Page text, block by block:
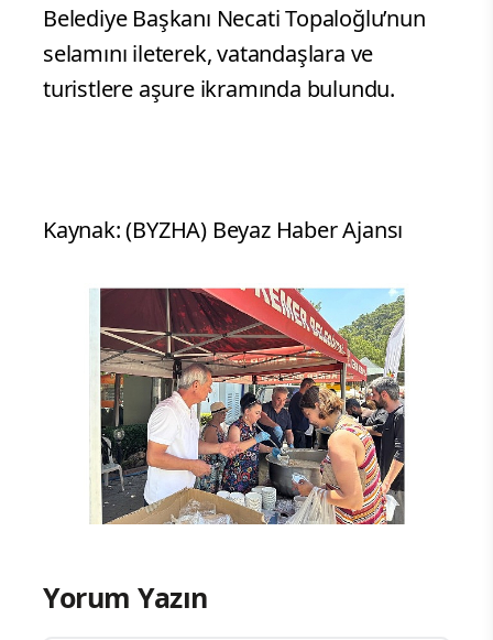
Belediye Başkanı Necati Topaloğlu’nun
selamını ileterek, vatandaşlara ve
turistlere aşure ikramında bulundu.
Kaynak: (BYZHA) Beyaz Haber Ajansı
Yorum Yazın